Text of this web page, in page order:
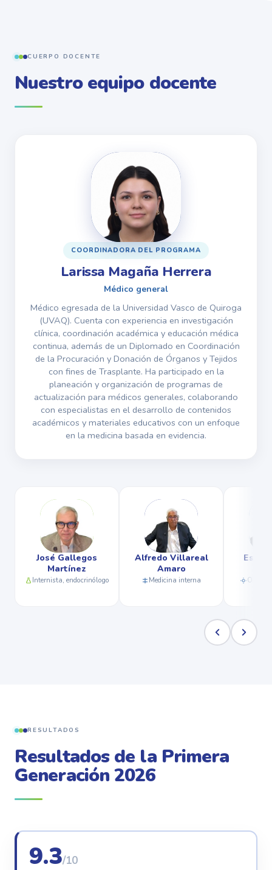
CUERPO DOCENTE
Nuestro equipo docente
COORDINADORA DEL PROGRAMA
Larissa Magaña Herrera
Médico general
Médico egresada de la Universidad Vasco de Quiroga
(UVAQ). Cuenta con experiencia en investigación
clínica, coordinación académica y educación médica
continua, además de un Diplomado en Coordinación
de la Procuración y Donación de Órganos y Tejidos
con fines de Trasplante. Ha participado en la
planeación y organización de programas de
actualización para médicos generales, colaborando
con especialistas en el desarrollo de contenidos
académicos y materiales educativos con un enfoque
en la medicina basada en evidencia.
Alfredo Villareal
Amaro
Medicina interna
Esteban López
Gaitán
Oncología pediátrica
Erik
RESULTADOS
Resultados de la Primera
Generación 2026
9.3/10